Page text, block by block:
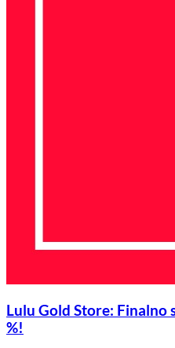
Lulu Gold Store: Finalno
%!